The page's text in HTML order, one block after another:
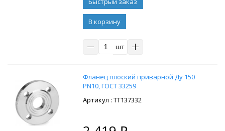
В корзину
шт
Фланец плоский приварной Ду 150
PN10, ГОСТ 33259
: ТТ137332